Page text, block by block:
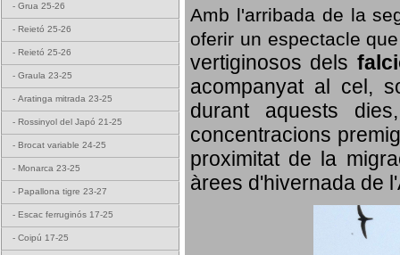
- Grua 25-26
- Reietó 25-26
- Reietó 25-26
- Graula 23-25
- Aratinga mitrada 23-25
- Rossinyol del Japó 21-25
- Brocat variable 24-25
- Monarca 23-25
- Papallona tigre 23-27
- Escac ferruginós 17-25
- Coipú 17-25
Amb l'arribada de la
oferir un espectacle
vertiginosos dels
acompanyat al cel,
durant aquests
concentracions
proximitat de la
àrees d'hivernada de